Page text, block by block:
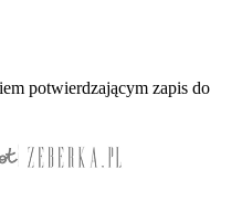
potwierdzającym zapis do